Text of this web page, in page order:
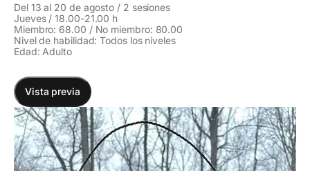
Del 13 al 20 de agosto / 2 sesiones
Jueves / 18.00-21.00 h
Miembro: 68.00 / No miembro: 80.00
Nivel de habilidad: Todos los niveles
Edad: Adulto
Vista previa